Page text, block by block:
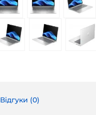
Відгуки (0)